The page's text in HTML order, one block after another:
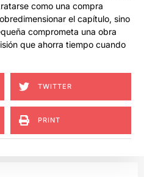
como una compra
el capítulo, sino
comprometa una obra
que ahorra tiempo cuando
TWITTER
PRINT